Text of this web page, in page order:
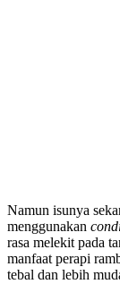
Namun isunya
menggunakan
rasa melekit pada
manfaat perapi
tebal dan lebih